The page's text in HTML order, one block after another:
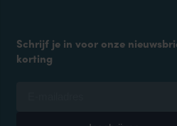
Schrijf je in voor onze
korting